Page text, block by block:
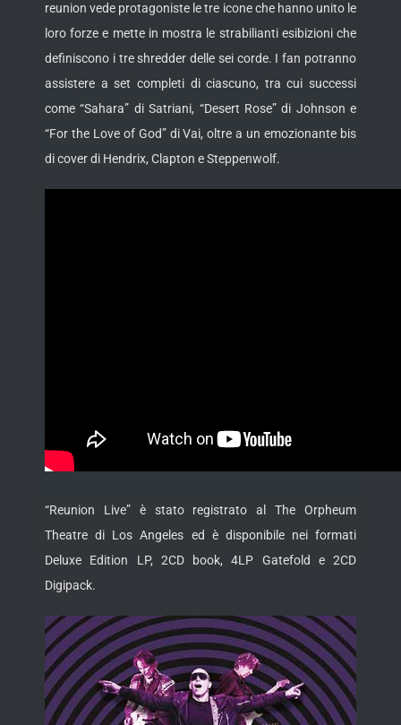
reunion vede protagoniste le tre icone che hanno unito le
loro forze e mette in mostra le strabilianti esibizioni che
definiscono i tre shredder delle sei corde. I fan potranno
assistere a set completi di ciascuno, tra cui successi
come “Sahara” di Satriani, “Desert Rose” di Johnson e
“For the Love of God” di Vai, oltre a un emozionante bis
di cover di Hendrix, Clapton e Steppenwolf.
“Reunion Live” è stato registrato al The Orpheum
Theatre di Los Angeles ed è disponibile nei formati
Deluxe Edition LP, 2CD book, 4LP Gatefold e 2CD
Digipack.